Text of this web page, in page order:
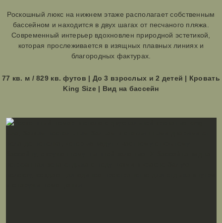
Роскошный люкс на нижнем этаже располагает собственным
бассейном и находится в двух шагах от песчаного пляжа.
Современный интерьер вдохновлен природной эстетикой,
которая прослеживается в изящных плавных линиях и
благородных фактурах.
77 кв. м / 829 кв. футов | До 3 взрослых и 2 детей | Кровать
King Size | Вид на бассейн